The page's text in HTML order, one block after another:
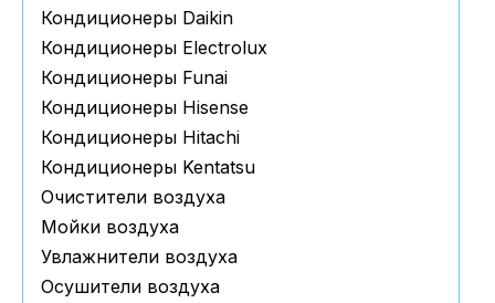
Кондиционеры Daikin
Кондиционеры Electrolux
Кондиционеры Funai
Кондиционеры Hisense
Кондиционеры Hitachi
Кондиционеры Kentatsu
Очистители воздуха
Мойки воздуха
Увлажнители воздуха
Осушители воздуха